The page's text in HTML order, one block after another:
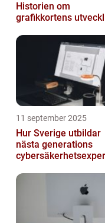
Historien om
grafikkortens
11 september 2025
Hur Sverige utbildar
nästa generations